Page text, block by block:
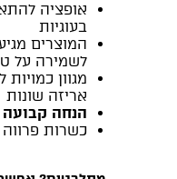
אופציה
בעוגיות
המוצרים
לשמירה על
מגוון
אריזה שונות
הנחה קבועה
כשרות פרווה